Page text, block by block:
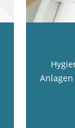
Anlagen